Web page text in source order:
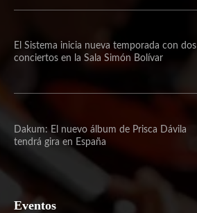
El Sistema inicia nueva temporada con dos
conciertos en la Sala Simón Bolívar
Dakum: El nuevo álbum de Prisca Dávila
tendrá gira en España
Eventos